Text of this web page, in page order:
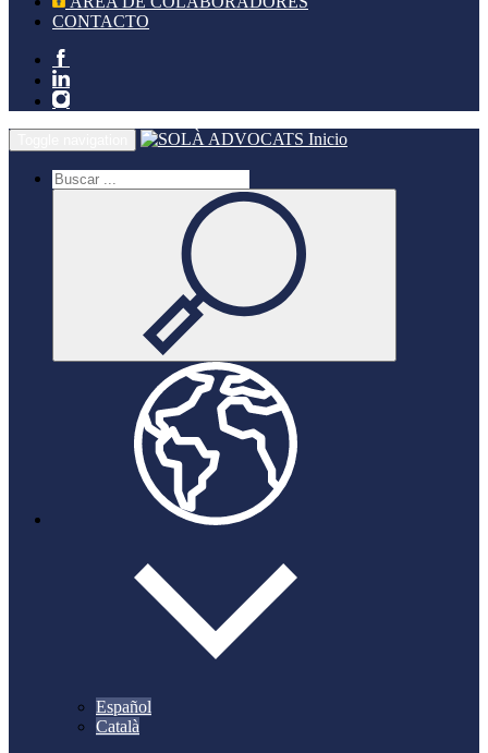
CONTACTO
Inicio
Español
Català